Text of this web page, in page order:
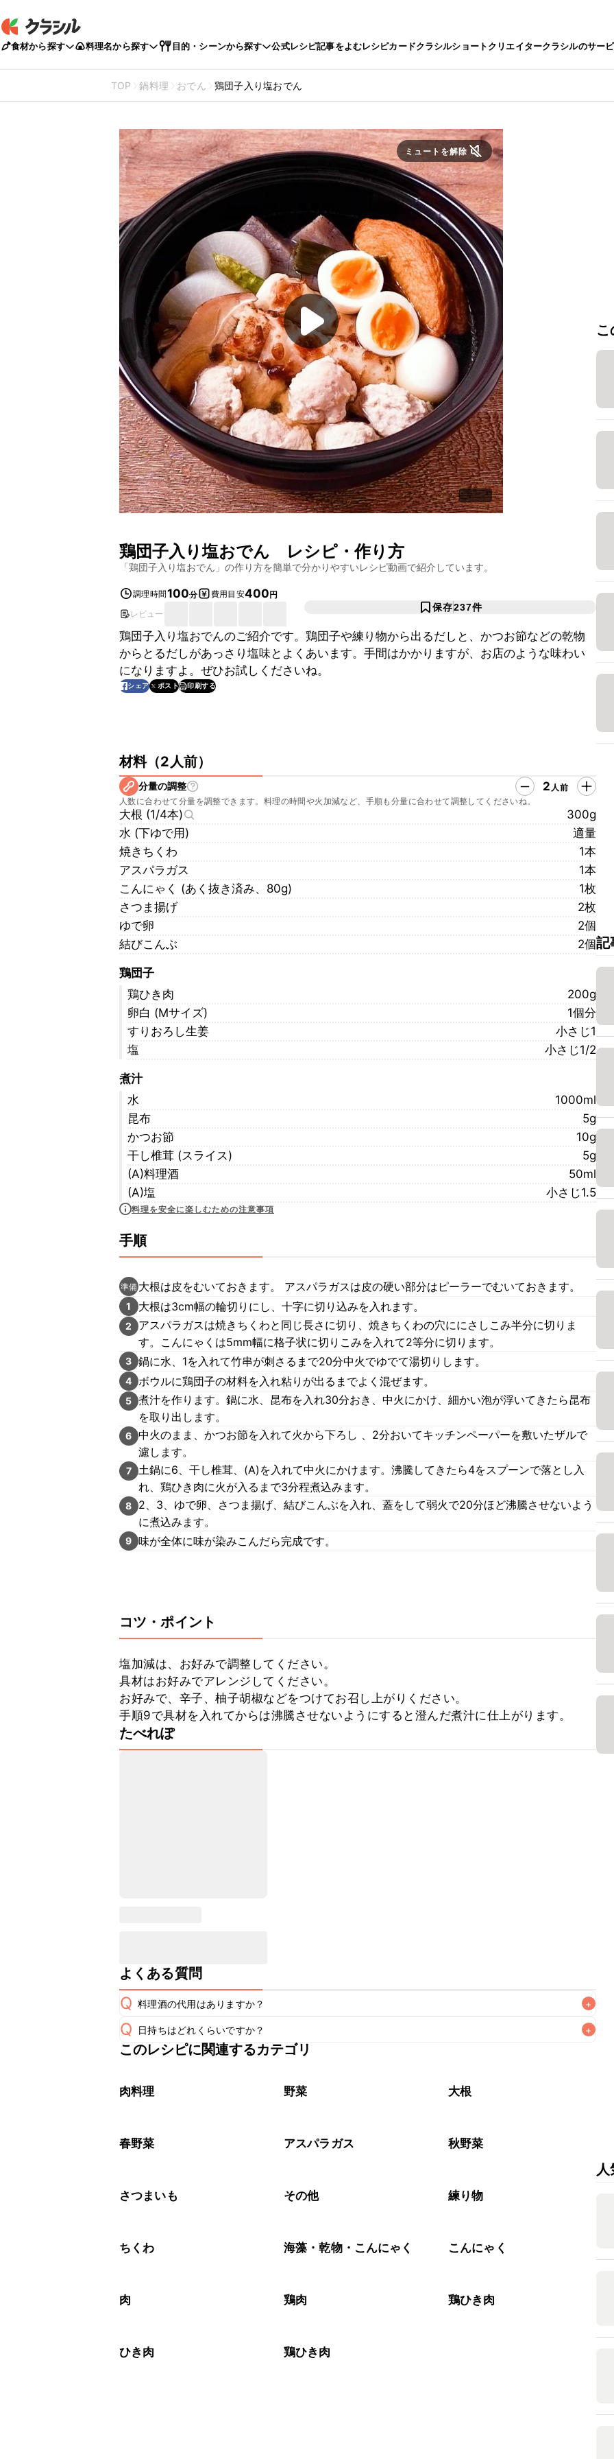
食材から探す 料理名から探す 目的・シーンから探す 公式レシピ記事をよむレシピカードクラシルショートクリエイタークラシルのサー
TOP 鍋料理 おでん 鶏団子入り塩おでん
ミュートを解除
鶏団子入り塩おでん レシピ・作り方
「鶏団子入り塩おでん 」の作り方を簡単で分かりやすいレシピ動画で紹介しています。
調理時間100分 費用目安400円
レビュー
保存237件
鶏団子入り塩おでんのご紹介です。鶏団子や練り物から出るだしと、かつお節などの乾物
からとるだしがあっさり塩味とよくあいます。手間はかかりますが、お店のような味わい
になりますよ。ぜひお試しくださいね。
シェア ポスト 印刷する
材料（2人前）
分量の調整 2 人前
人数に合わせて分量を調整できます。料理の時間や火加減など、手順も分量に合わせて調整してくださいね。
大根 (1/4本)
300g
水 (下ゆで用)
適量
焼きちくわ
1本
アスパラガス
1本
こんにゃく (あく抜き済み、80g)
1枚
さつま揚げ
2枚
ゆで卵
2個
結びこんぶ
2個
鶏団子
鶏ひき肉
200g
卵白 (Mサイズ)
1個分
すりおろし生姜
小さじ1
塩
小さじ1/2
煮汁
水
1000ml
昆布
5g
かつお節
10g
干し椎茸 (スライス)
5g
(A)料理酒
50ml
(A)塩
小さじ1.5
料理を安全に楽しむための注意事項
手順
準備 大根は皮をむいておきます。 アスパラガスは皮の硬い部分はピーラーでむいておきます。
1 大根は3cm幅の輪切りにし、十字に切り込みを入れます。
2
アスパラガスは焼きちくわと同じ長さに切り、焼きちくわの穴ににさしこみ半分に切りま
す。こんにゃくは5mm幅に格子状に切りこみを入れて2等分に切ります。
3 鍋に水、1を入れて竹串が刺さるまで20分中火でゆでて湯切りします。
4 ボウルに鶏団子の材料を入れ粘りが出るまでよく混ぜます。
5 煮汁を作ります。鍋に水、昆布を入れ30分おき、中火にかけ、細かい泡が浮いてきたら昆布
を取り出します。
6 中火のまま、かつお節を入れて火から下ろし 、2分おいてキッチンペーパーを敷いたザルで
濾します。
7 土鍋に6、干し椎茸、(A)を入れて中火にかけます。沸騰してきたら4をスプーンで落とし入
れ、鶏ひき肉に火が入るまで3分程煮込みます。
8
2、3、ゆで卵、さつま揚げ、結びこんぶを入れ、蓋をして弱火で20分ほど沸騰させないよう
に煮込みます。
9 味が全体に味が染みこんだら完成です。
コツ・ポイント
塩加減は、お好みで調整してください。
具材はお好みでアレンジしてください。
お好みで、辛子、柚子胡椒などをつけてお召し上がりください。
手順9で具材を入れてからは沸騰させないようにすると澄んだ煮汁に仕上がります。
たべれぽ
よくある質問
Q 料理酒の代用はありますか？ +
A
Q 日持ちはどれくらいですか？ +
保存期間は冷蔵で翌日中が目安です。なるべくお早めにお召し上がりください。
※日持ちは目安です。
このレシピに関連するカテゴリ
肉料理 野菜 大根
春野菜 アスパラガス 秋野菜
さつまいも その他 練り物
ちくわ 海藻・乾物・こんにゃく こんにゃく
肉 鶏肉 鶏ひき肉
ひき肉 鶏ひき肉
記